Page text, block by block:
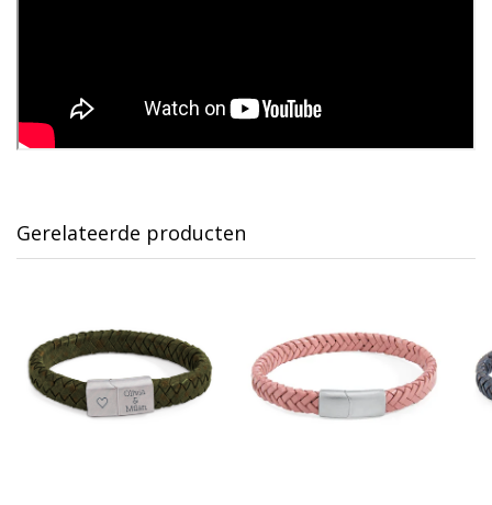
Gerelateerde producten